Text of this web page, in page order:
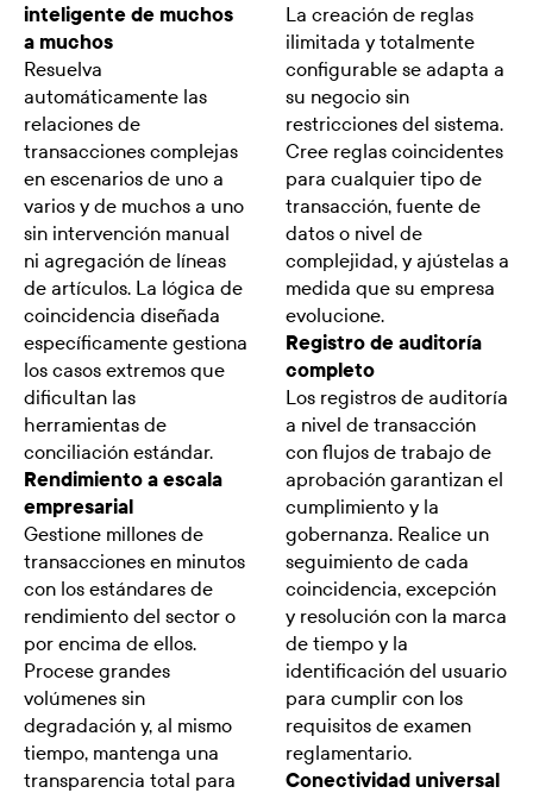
inteligente de muchos
a muchos
Resuelva
automáticamente las
relaciones de
transacciones complejas
en escenarios de uno a
varios y de muchos a uno
sin intervención manual
ni agregación de líneas
de artículos. La lógica de
coincidencia diseñada
específicamente gestiona
los casos extremos que
dificultan las
herramientas de
conciliación estándar.
Rendimiento a escala
empresarial
Gestione millones de
transacciones en minutos
con los estándares de
rendimiento del sector o
por encima de ellos.
Procese grandes
volúmenes sin
degradación y, al mismo
tiempo, mantenga una
transparencia total para
La creación de reglas
ilimitada y totalmente
configurable se adapta a
su negocio sin
restricciones del sistema.
Cree reglas coincidentes
para cualquier tipo de
transacción, fuente de
datos o nivel de
complejidad, y ajústelas a
medida que su empresa
evolucione.
Registro de auditoría
completo
Los registros de auditoría
a nivel de transacción
con flujos de trabajo de
aprobación garantizan el
cumplimiento y la
gobernanza. Realice un
seguimiento de cada
coincidencia, excepción
y resolución con la marca
de tiempo y la
identificación del usuario
para cumplir con los
requisitos de examen
reglamentario.
Conectividad universal